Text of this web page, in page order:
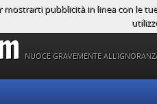
NUOCE GRAVEMENTE
pubblicità in linea con le